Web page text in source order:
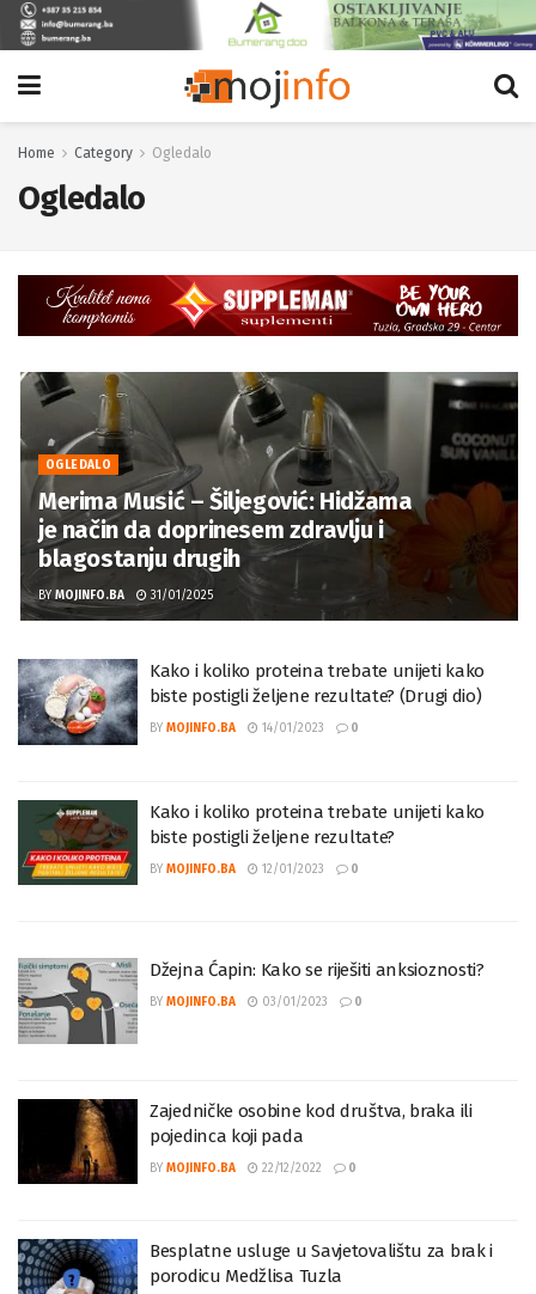
Home Category Ogledalo
Ogledalo
OGLEDALO
Merima Musić – Šiljegović: Hidžama
je način da doprinesem zdravlju i
blagostanju drugih
BY MOJINFO.BA 31/01/2025
Kako i koliko proteina trebate unijeti kako
biste postigli željene rezultate? (Drugi dio)
BY MOJINFO.BA 14/01/2023 0
Kako i koliko proteina trebate unijeti kako
biste postigli željene rezultate?
BY MOJINFO.BA 12/01/2023 0
Džejna Ćapin: Kako se riješiti anksioznosti?
BY MOJINFO.BA 03/01/2023 0
Zajedničke osobine kod društva, braka ili
pojedinca koji pada
BY MOJINFO.BA 22/12/2022 0
Besplatne usluge u Savjetovalištu za brak i
porodicu Medžlisa Tuzla